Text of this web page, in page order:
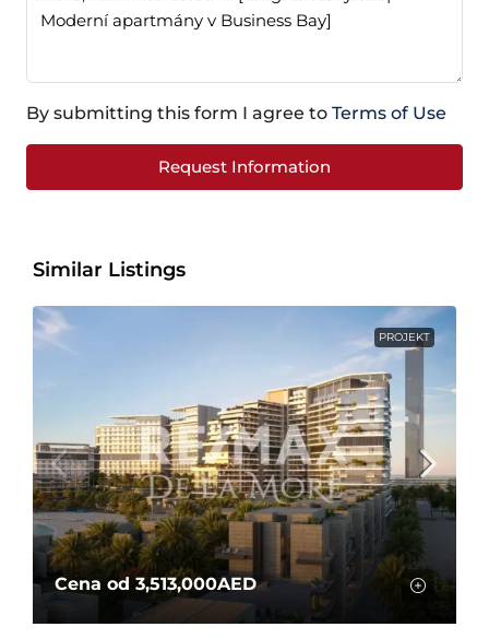
By submitting this form I agree to Terms of Use
Request Information
Similar Listings
PROJEKT
Cena od 3,513,000AED